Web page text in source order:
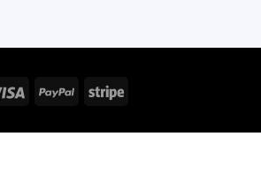
Visa PayPal Stripe